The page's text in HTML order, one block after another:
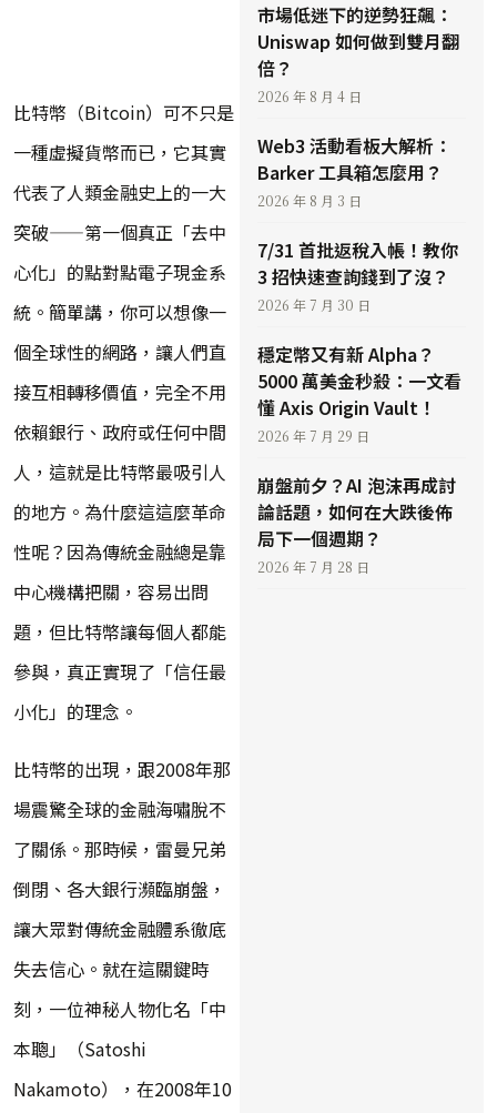
比特幣（Bitcoin）可不只是
一種虛擬貨幣而已，它其實
代表了人類金融史上的一大
突破——第一個真正「去中
心化」的點對點電子現金系
統。簡單講，你可以想像一
個全球性的網路，讓人們直
接互相轉移價值，完全不用
依賴銀行、政府或任何中間
人，這就是比特幣最吸引人
的地方。為什麼這這麼革命
性呢？因為傳統金融總是靠
中心機構把關，容易出問
題，但比特幣讓每個人都能
參與，真正實現了「信任最
小化」的理念。
比特幣的出現，跟2008年那
場震驚全球的金融海嘯脫不
了關係。那時候，雷曼兄弟
倒閉、各大銀行瀕臨崩盤，
讓大眾對傳統金融體系徹底
失去信心。就在這關鍵時
刻，一位神秘人物化名「中
本聰」（Satoshi
Nakamoto），在2008年10
市場低迷下的逆勢狂飆：
Uniswap 如何做到雙月翻
倍？
2026 年 8 月 4 日
Web3 活動看板大解析：
Barker 工具箱怎麼用？
2026 年 8 月 3 日
7/31 首批返稅入帳！教你
3 招快速查詢錢到了沒？
2026 年 7 月 30 日
穩定幣又有新 Alpha？
5000 萬美金秒殺：一文看
懂 Axis Origin Vault！
2026 年 7 月 29 日
崩盤前夕？AI 泡沫再成討
論話題，如何在大跌後佈
局下一個週期？
2026 年 7 月 28 日